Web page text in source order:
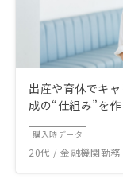
出産や育休でキ
成の“仕組み”を
購入時データ
20代 / 金融機関勤務